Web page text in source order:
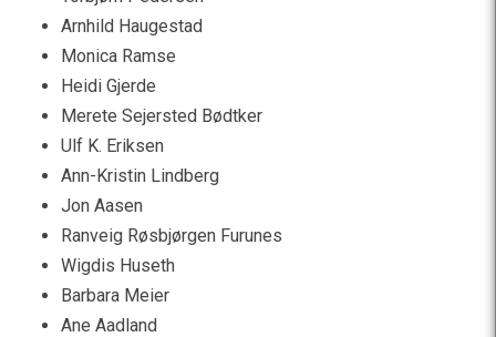
Arnhild Haugestad
Monica Ramse
Heidi Gjerde
Merete Sejersted Bødtker
Ulf K. Eriksen
Ann-Kristin Lindberg
Jon Aasen
Ranveig Røsbjørgen Furunes
Wigdis Huseth
Barbara Meier
Ane Aadland